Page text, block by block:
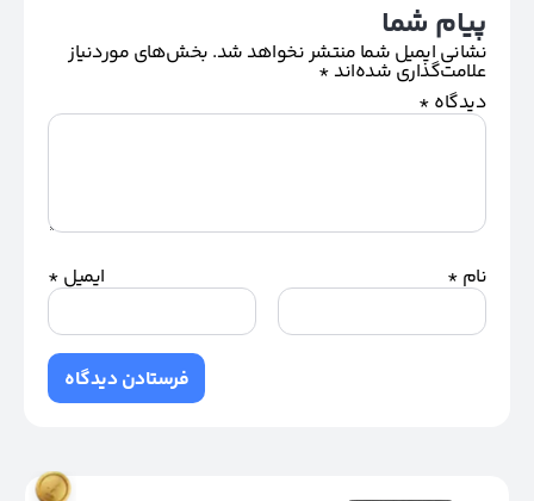
پیام شما
نشانی ایمیل شما منتشر نخواهد شد. بخش‌های موردنیاز
علامت‌گذاری شده‌اند*
دیدگاه *
نام * ایمیل *